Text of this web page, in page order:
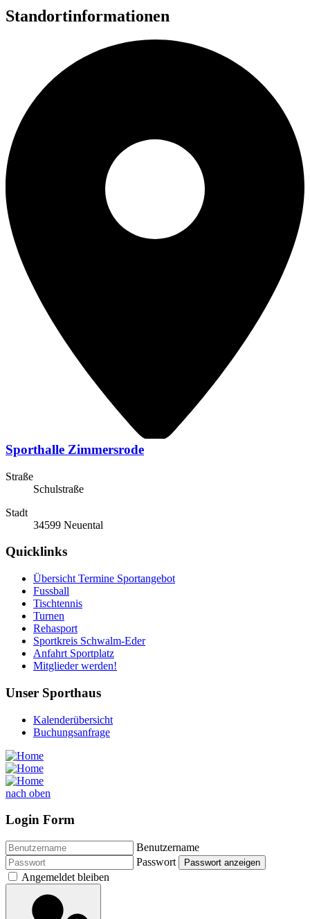
Standortinformationen
Sporthalle Zimmersrode
Straße
Schulstraße
Stadt
34599 Neuental
Quicklinks
Übersicht Termine Sportangebot
Fussball
Tischtennis
Turnen
Rehasport
Sportkreis Schwalm-Eder
Anfahrt Sportplatz
Mitglieder werden!
Unser Sporthaus
Kalenderübersicht
Buchungsanfrage
nach oben
Login Form
Benutzername
Passwort
Passwort anzeigen
Angemeldet bleiben